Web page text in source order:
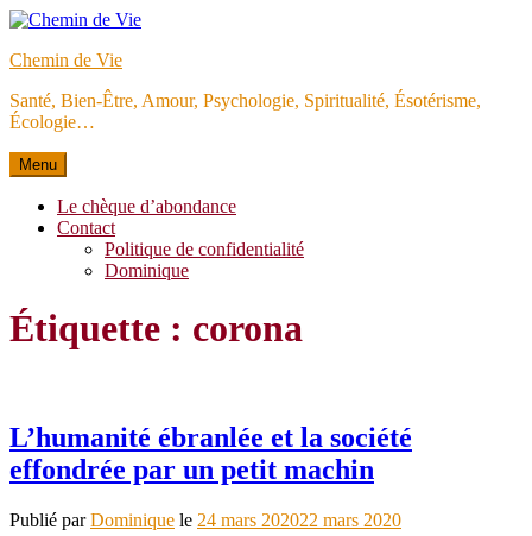
Aller
contenu
Chemin de Vie
Santé, Bien-Être, Amour, Psychologie, Spiritualité, Ésotérisme,
Écologie…
Menu
Le chèque d’abondance
Contact
Politique de confidentialité
Dominique
Étiquette : corona
L’humanité ébranlée et la société
effondrée par un petit machin
Publié parDominique le 24 mars 202022 mars 2020